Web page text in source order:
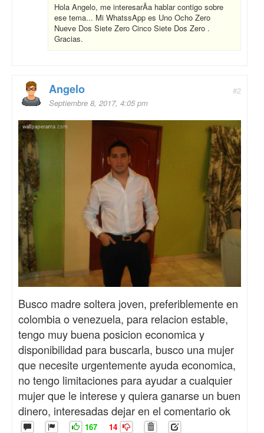
Hola Angelo, me interesarÃ­a hablar contigo sobre
ese tema... Mi WhatssApp es Uno Ocho Zero
Nueve Dos Siete Zero Cinco Siete Dos Zero .
Gracias.
#2
Angelo
Septiembre 8, 2017, 4:05 pm
Busco madre soltera joven, preferiblemente en
colombia o venezuela, para relacion estable,
tengo muy buena posicion economica y
disponibilidad para buscarla, busco una mujer
que necesite urgentemente ayuda economica,
no tengo limitaciones para ayudar a cualquier
mujer que le interese y quiera ganarse un buen
dinero, interesadas dejar en el comentario ok
167 14